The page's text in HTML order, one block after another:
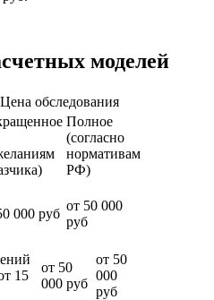
моделей
Цена обследования
Полное
(согласно
нормативам
РФ)
000 руб
от 50 000
руб
15
от 50
000 руб
от 50
000
руб